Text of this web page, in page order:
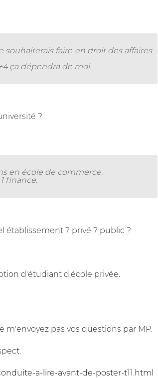
souhaiterais faire en droit des affaires
ça dépendra de moi.
?
en école de commerce.
finance.
établissement ? privé ? public ?
d'étudiant d'école privée.
pas vos questions par MP.
a-lire-avant-de-poster-t11.html